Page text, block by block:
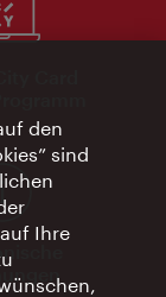
Card
den
sind
Ihre